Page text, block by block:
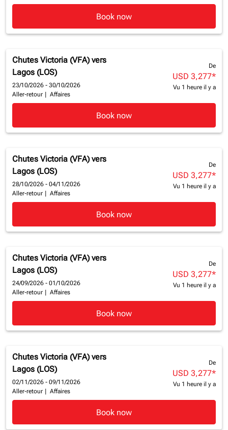
Book now
Chutes Victoria (VFA) vers
Lagos (LOS)
23/10/2026 - 30/10/2026
Aller-retour
Affaires
De
USD 3,277*
Vu 1 heure il y a
Book now
Chutes Victoria (VFA) vers
Lagos (LOS)
28/10/2026 - 04/11/2026
Aller-retour
Affaires
De
USD 3,277*
Vu 1 heure il y a
Book now
Chutes Victoria (VFA) vers
Lagos (LOS)
24/09/2026 - 01/10/2026
Aller-retour
Affaires
De
USD 3,277*
Vu 1 heure il y a
Book now
Chutes Victoria (VFA) vers
Lagos (LOS)
02/11/2026 - 09/11/2026
Aller-retour
Affaires
De
USD 3,277*
Vu 1 heure il y a
Book now